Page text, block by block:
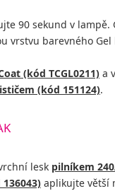
90 sekund v lampě.
vrstvu barevného
(kód TCGL0211) a
(kód 151124).
lesk pilníkem
aplikujte větší